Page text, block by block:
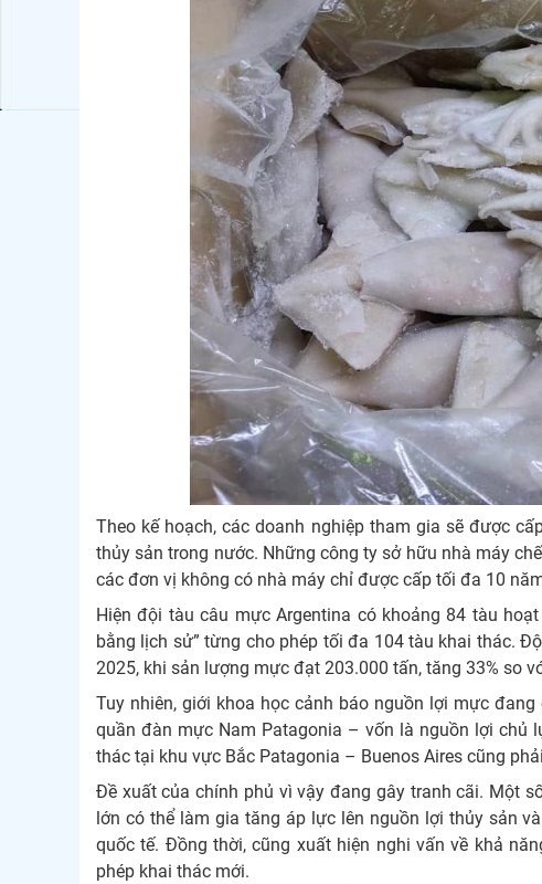
Theo kế hoạch, các doanh nghiệp tham gia sẽ được
thủy sản trong nước. Những công ty sở hữu nhà máy
các đơn vị không có nhà máy chỉ được cấp tối đa 10
Hiện đội tàu câu mực Argentina có khoảng 84 tàu
bằng lịch sử” từng cho phép tối đa 104 tàu khai thác.
2025, khi sản lượng mực đạt 203.000 tấn, tăng 33% so
Tuy nhiên, giới khoa học cảnh báo nguồn lợi mực
quần đàn mực Nam Patagonia – vốn là nguồn lợi chủ
thác tại khu vực Bắc Patagonia – Buenos Aires cũng
Đề xuất của chính phủ vì vậy đang gây tranh cãi. Một
lớn có thể làm gia tăng áp lực lên nguồn lợi thủy sản
quốc tế. Đồng thời, cũng xuất hiện nghi vấn về khả
phép khai thác mới.